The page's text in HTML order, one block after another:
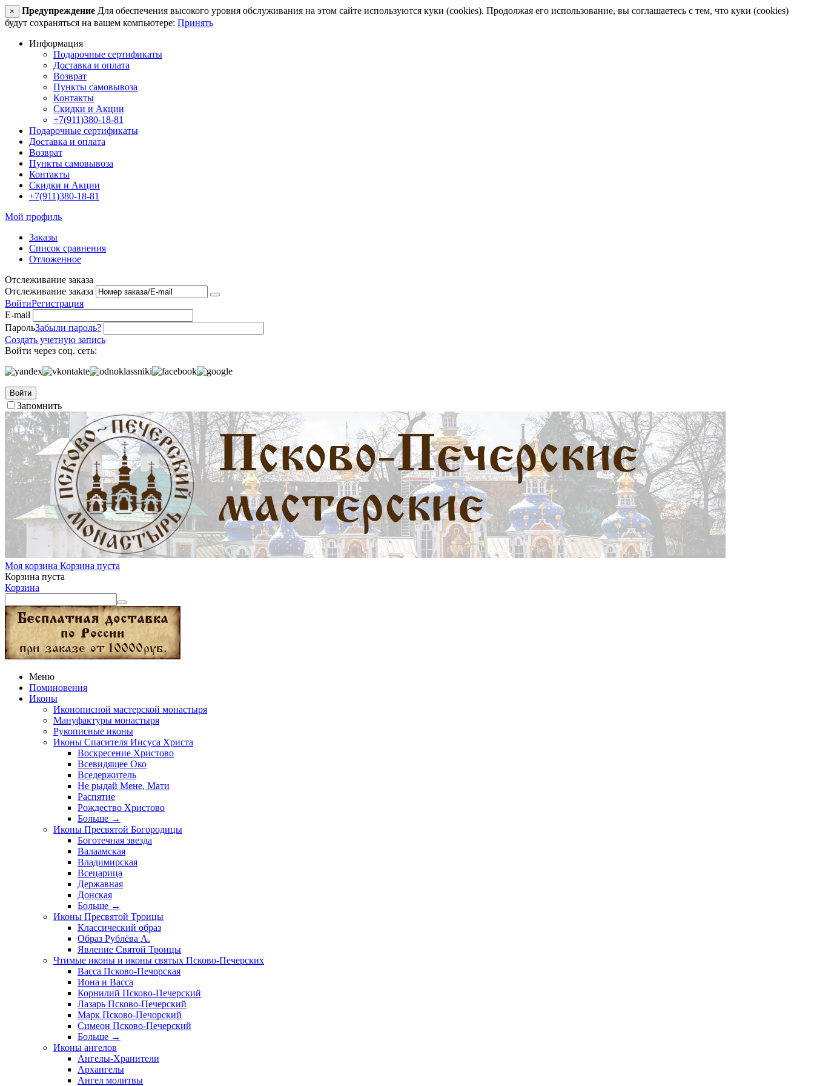
× Предупреждение Для обеспечения высокого уровня обслуживания на этом сайте используются куки (cookies). Продолжая его использование, вы соглашаетесь с тем, что куки (cookies)
будут сохраняться на вашем компьютере: Принять
Информация
Подарочные сертификаты
Доставка и оплата
Возврат
Пункты самовывоза
Контакты
Скидки и Акции
+7(911)380-18-81
Подарочные сертификаты
Доставка и оплата
Возврат
Пункты самовывоза
Контакты
Скидки и Акции
+7(911)380-18-81
Мой профиль
Заказы
Список сравнения
Отложенное
Отслеживание заказа
Отслеживание заказа
ВойтиРегистрация
E-mail
ПарольЗабыли пароль?
Создать учетную запись
Войти через соц. сеть:
Войти
Запомнить
Моя корзина Корзина пуста
Корзина пуста
Корзина
Меню
Поминовения
Иконы
Иконописной мастерской монастыря
Мануфактуры монастыря
Рукописные иконы
Иконы Спасителя Иисуса Христа
Воскресение Христово
Всевидящее Око
Вседержитель
Не рыдай Мене, Мати
Распятие
Рождество Христово
Больше →
Иконы Пресвятой Богородицы
Боготечная звезда
Валаамская
Владимирская
Всецарица
Державная
Донская
Больше →
Иконы Пресвятой Троицы
Классический образ
Образ Рублёва А.
Явление Святой Троицы
Чтимые иконы и иконы святых Псково-Печерских
Васса Псково-Печорская
Иона и Васса
Корнилий Псково-Печерский
Лазарь Псково-Печерский
Марк Псково-Печорский
Симеон Псково-Печерский
Больше →
Иконы ангелов
Ангелы-Хранители
Архангелы
Ангел молитвы